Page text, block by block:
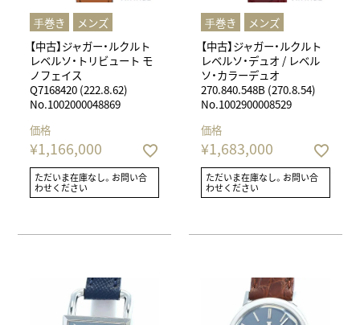
⼿巻き
メンズ
【中古】ジャガー・ルクルト
レベルソ・トリビュート モ
ノフェイス
Q7168420 (222.8.62)
No.1002000048869
価格
¥1,166,000
ただいま在庫なし。お問い合
わせください
⼿巻き
メンズ
【中古】ジャガー・ルクルト
レベルソ・デュオ / レベル
ソ・カラーデュオ
270.840.548B (270.8.54)
No.1002900008529
価格
¥1,683,000
ただいま在庫なし。お問い合
わせください